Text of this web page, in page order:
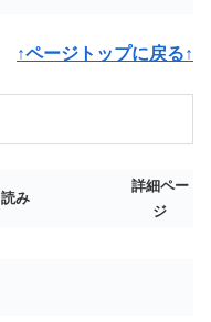
↑ページトップに戻る↑
読み
詳細ペー
ジ